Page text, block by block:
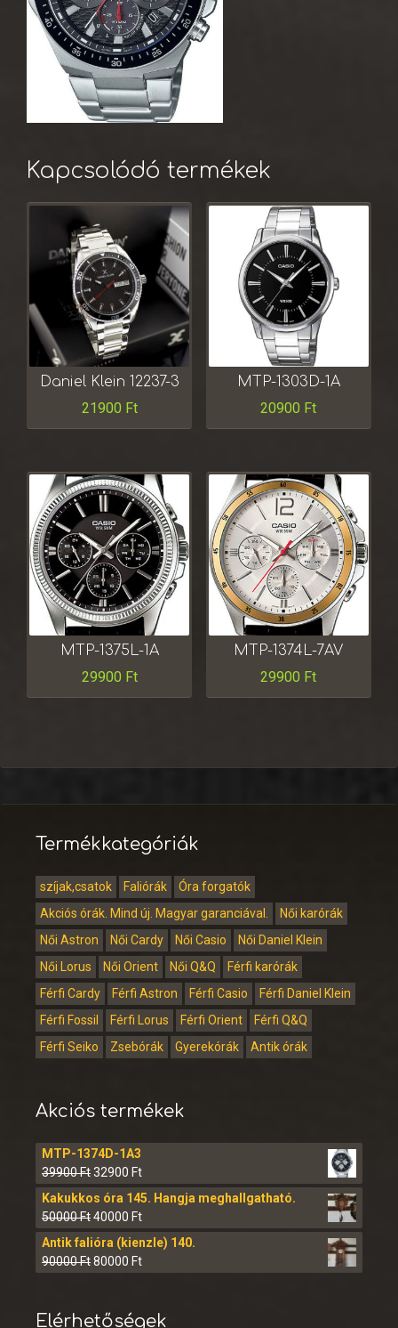
Kapcsolódó termékek
Daniel Klein 12237-3
21900 Ft
MTP-1303D-1A
20900 Ft
MTP-1375L-1A
29900 Ft
MTP-1374L-7AV
29900 Ft
Termékkategóriák
szíjak,csatok Faliórák
Óra forgatók
Akciós órák. Mind új. Magyar garanciával.
Női karórák
Női Astron
Női Cardy Női Casio
Női Daniel Klein
Női Lorus
Női Orient Női Q&Q
Férfi karórák
Férfi Cardy
Férfi Astron Férfi Casio
Férfi Daniel Klein
Férfi Fossil
Férfi Lorus Férfi Orient
Férfi Q&Q
Férfi Seiko
Zsebórák Gyerekórák Antik órák
Akciós termékek
MTP-1374D-1A3
39900Ft32900 Ft
Kakukkos óra 145. Hangja meghallgatható.
50000Ft40000 Ft
Antik falióra (kienzle) 140.
90000Ft80000 Ft
Elérhetőségek